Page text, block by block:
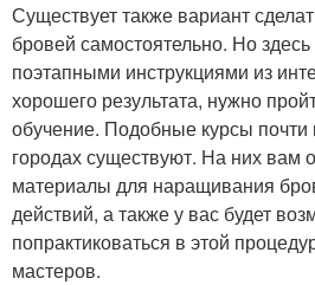
Существует также вариант
бровей самостоятельно. Но
поэтапными инструкциями из
хорошего результата, нужно
обучение. Подобные курсы почти
городах существуют. На них вам
материалы для наращивания
действий, а также у вас будет
попрактиковаться в этой
мастеров.